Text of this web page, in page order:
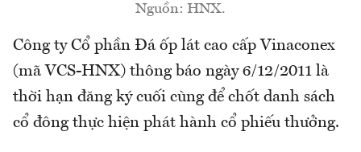
Nguồn: HNX.
Công ty Cổ phần Đá ốp lát cao cấp Vinaconex
(mã VCS-HNX) thông báo ngày 6/12/2011 là
thời hạn đăng ký cuối cùng để chốt danh sách
cổ đông thực hiện phát hành cổ phiếu thưởng.